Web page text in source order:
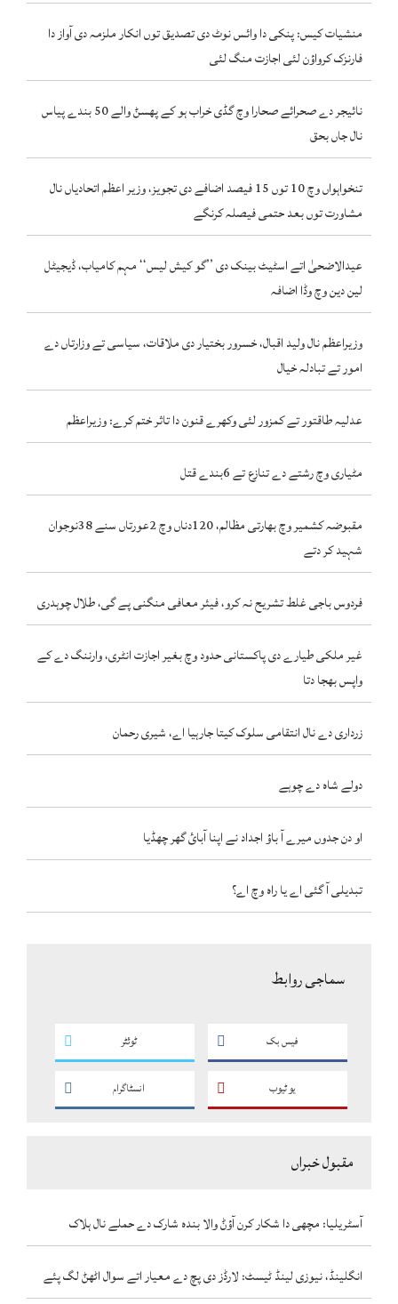
منشیات کیس: پنکی دا وائس نوٹ دی تصدیق توں انکار ملزمہ دی آواز دا
فارنزک کرواؤن لئی اجازت منگ لئی
نائیجر دے صحرائے صحارا وچ گڈی خراب ہو کے پھسݨ والے 50 بندے پیاس
نال جاں بحق
تنخواہواں وچ 10 توں 15 فیصد اضافے دی تجویز، وزیر اعظم اتحادیاں نال
مشاورت توں بعد حتمی فیصلہ کرنگے
عیدالاضحیٰ اتے اسٹیٹ بینک دی ’’گو کیش لیس‘‘ مہم کامیاب، ڈیجیٹل
لین دین وچ وڈا اضافہ
وزیراعظم نال ولید اقبال، خسرور بختیار دی ملاقات، سیاسی تے وزارتاں دے
امور تے تبادلہ خیال
عدلیہ طاقتور تے کمزور لئی وکھرے قنون دا تاثر ختم کرے: وزیراعظم
مٹیاری وچ رشتے دے تنازع تے 6بندے قتل
مقبوضہ کشمیر وچ بھارتی مظالم، 120دناں وچ 2عورتاں سنے 38نوجوان
شہید کر دتے
فردوس باجی غلط تشریح نہ کرو، فیئر معافی منگنی پے گی، طلال چوہدری
غیر ملکی طیارے دی پاکستانی حدود وچ بغیر اجازت انٹری، وارننگ دے کے
واپس بھجا دتا
زرداری دے نال انتقامی سلوک کیتا جارہیا اے، شیری رحمان
دولے شاہ دے چوہے
او دن جدوں میرے آ باؤ اجداد نے اپنا آبائ گھر چھڈیا
تبدیلی آ گئی اے یا راہ وچ اے؟
سماجی روابط
فیس بک ٹوئٹر
یو ٹیوب انسٹاگرام
مقبول خبراں
آسٹریلیا: مچھی دا شکار کرن آؤݨ والا بندہ شارک دے حملے نال ہلاک
انگلینڈ، نیوزی لینڈ ٹیسٹ: لارڈز دی پچ دے معیار اتے سوال اٹھݨ لگ پئے